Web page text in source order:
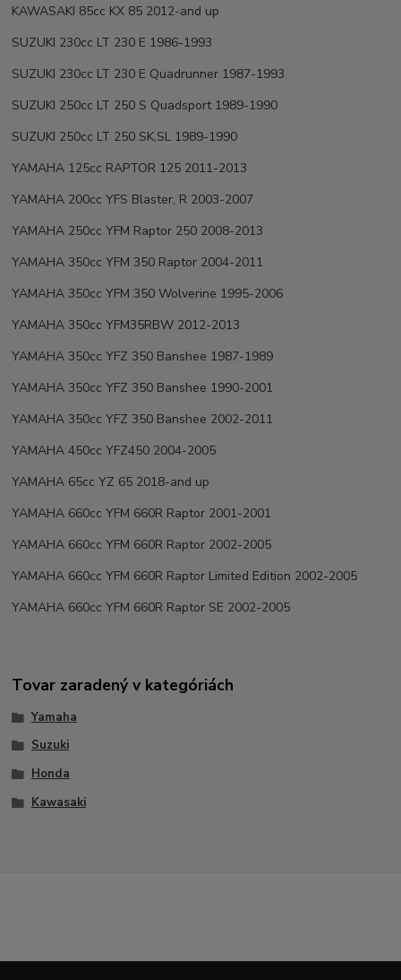
KAWASAKI 85cc KX 85 2012-and up
SUZUKI 230cc LT 230 E 1986-1993
SUZUKI 230cc LT 230 E Quadrunner 1987-1993
SUZUKI 250cc LT 250 S Quadsport 1989-1990
SUZUKI 250cc LT 250 SK,SL 1989-1990
YAMAHA 125cc RAPTOR 125 2011-2013
YAMAHA 200cc YFS Blaster, R 2003-2007
YAMAHA 250cc YFM Raptor 250 2008-2013
YAMAHA 350cc YFM 350 Raptor 2004-2011
YAMAHA 350cc YFM 350 Wolverine 1995-2006
YAMAHA 350cc YFM35RBW 2012-2013
YAMAHA 350cc YFZ 350 Banshee 1987-1989
YAMAHA 350cc YFZ 350 Banshee 1990-2001
YAMAHA 350cc YFZ 350 Banshee 2002-2011
YAMAHA 450cc YFZ450 2004-2005
YAMAHA 65cc YZ 65 2018-and up
YAMAHA 660cc YFM 660R Raptor 2001-2001
YAMAHA 660cc YFM 660R Raptor 2002-2005
YAMAHA 660cc YFM 660R Raptor Limited Edition 2002-2005
YAMAHA 660cc YFM 660R Raptor SE 2002-2005
Tovar zaradený v kategóriách
Yamaha
Suzuki
Honda
Kawasaki